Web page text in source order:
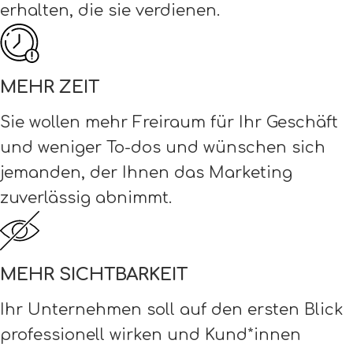
erhalten, die sie verdienen.
MEHR ZEIT
Sie wollen mehr Freiraum für Ihr Geschäft
und weniger To-dos und wünschen sich
jemanden, der Ihnen das Marketing
zuverlässig abnimmt.
MEHR SICHTBARKEIT
Ihr Unternehmen soll auf den ersten Blick
professionell wirken und Kund*innen